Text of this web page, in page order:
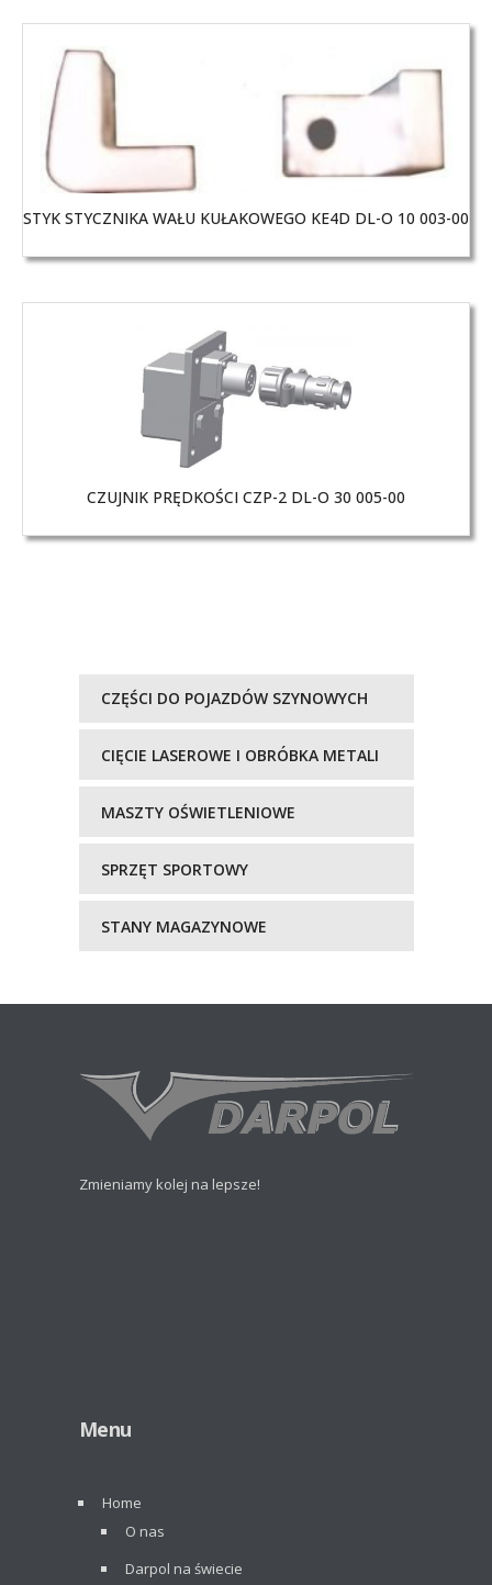
STYK STYCZNIKA WAŁU KUŁAKOWEGO KE4D DL-O 10 003-00
CZUJNIK PRĘDKOŚCI CZP-2 DL-O 30 005-00
CZĘŚCI DO POJAZDÓW SZYNOWYCH
CIĘCIE LASEROWE I OBRÓBKA METALI
MASZTY OŚWIETLENIOWE
SPRZĘT SPORTOWY
STANY MAGAZYNOWE
Zmieniamy kolej na lepsze!
Menu
Home
O nas
Darpol na świecie